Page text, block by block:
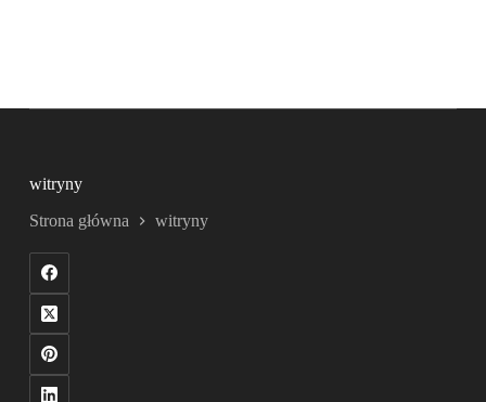
witryny
Strona główna witryny